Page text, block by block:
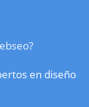
en diseño